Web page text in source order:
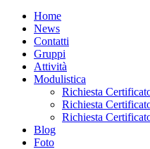
Home
News
Contatti
Gruppi
Attività
Modulistica
Richiesta
Richiesta
Richiesta
Blog
Foto